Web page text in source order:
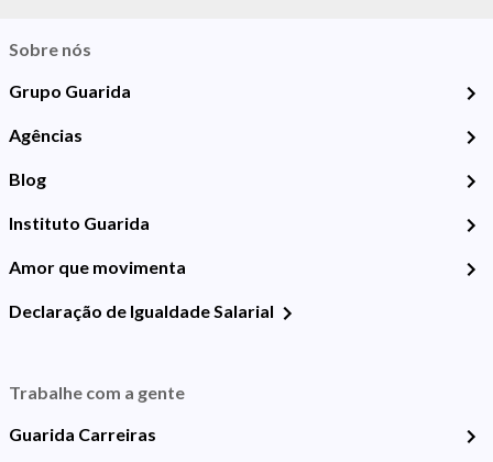
Sobre nós
Grupo Guarida
Agências
Blog
Instituto Guarida
Amor que movimenta
Declaração de Igualdade Salarial
Trabalhe com a gente
Guarida Carreiras